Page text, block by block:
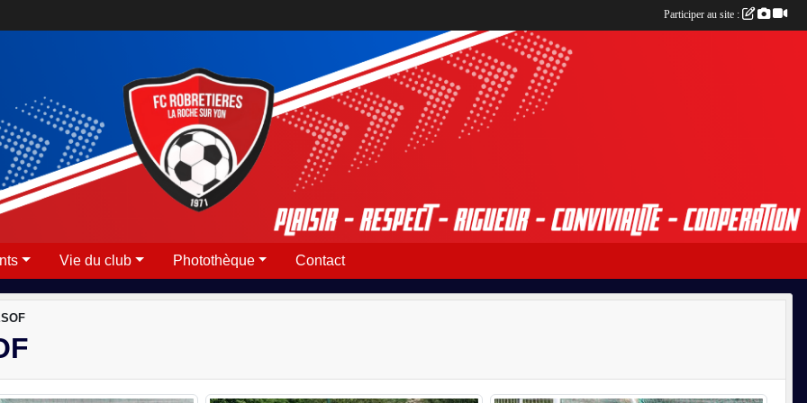
Vie du club Photothèque Contact
Participer au site :